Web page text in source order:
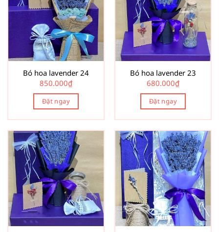
Bó hoa lavender 24
850.000₫
Đặt ngay
Bó hoa lavender 23
680.000₫
Đặt ngay